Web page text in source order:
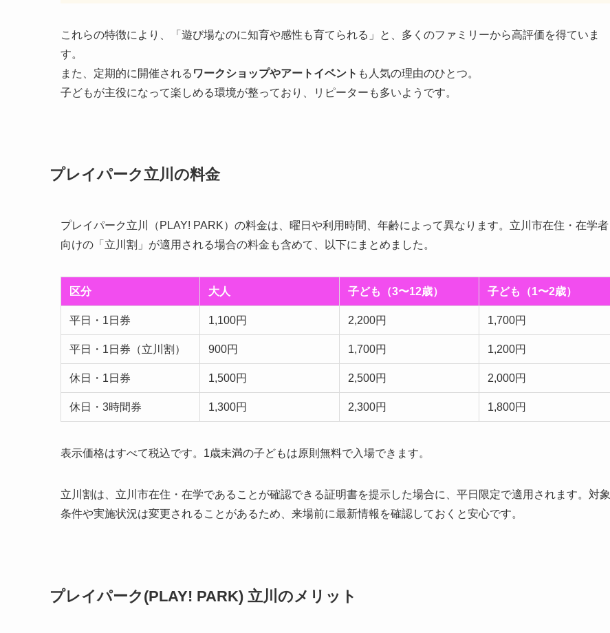
これらの特徴により、「遊び場なのに知育や感性も育てられる」と、多くのファミリーから高評価を得ていま
す。
また、定期的に開催される ワークショップやアートイベント も人気の理由のひとつ。
子どもが主役になって楽しめる環境が整っており、リピーターも多いようです。
プレイパーク立川の料金
プレイパーク立川（PLAY! PARK）の料金は、曜日や利用時間、年齢によって異なります。立川市在住・在学者
向けの「立川割」が適用される場合の料金も含めて、以下にまとめました。
区分 大人 子ども（3〜12歳） 子ども（1〜2歳）
平日・1日券 1,100円 2,200円 1,700円
平日・1日券（立川割） 900円 1,700円 1,200円
休日・1日券 1,500円 2,500円 2,000円
休日・3時間券 1,300円 2,300円 1,800円
表示価格はすべて税込です。1歳未満の子どもは原則無料で入場できます。
立川割は、立川市在住・在学であることが確認できる証明書を提示した場合に、平日限定で適用されます。対象
条件や実施状況は変更されることがあるため、来場前に最新情報を確認しておくと安心です。
プレイパーク(PLAY! PARK) 立川のメリット